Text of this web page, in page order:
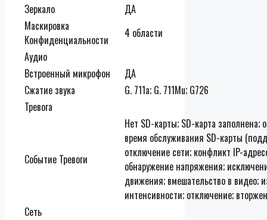
Зеркало
ДА
Маскировка
Конфиденциальности
4 области
Аудио
Встроенный микрофон
ДА
Сжатие звука
G. 711a; G. 711Mu; G726
Тревога
Событие Тревоги
Нет SD-карты; SD-карта
время обслуживания SD-карты
отключение сети; конфликт IP-
обнаружение напряжения;
движения; вмешательство в видео;
интенсивности; отключение;
Сеть